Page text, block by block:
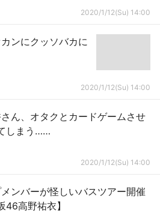
2020/1/12(Su) 14:00
ンにクッソバカに
2020/1/12(Su) 14:00
さん、オタクとカードゲームさせ
しまう……
2020/1/12(Su) 14:00
メンバーが怪しいバスツアー開催
46高野祐衣】